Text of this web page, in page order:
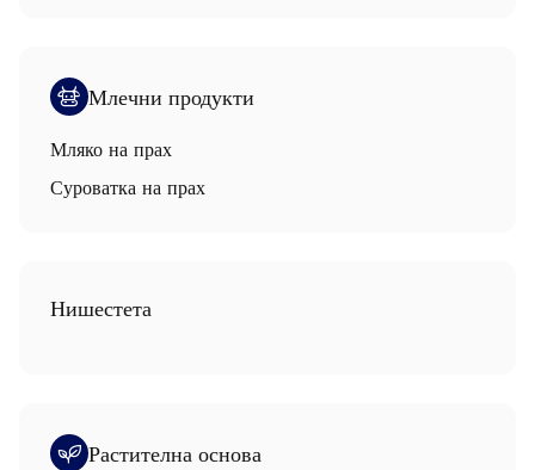
Млечни продукти
Мляко на прах
Суроватка на прах
Нишестета
Растителна основа